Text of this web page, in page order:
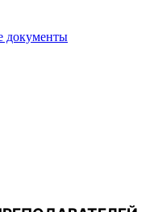
документы